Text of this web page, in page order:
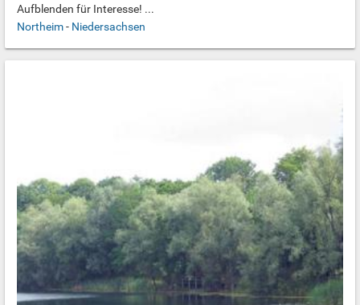
Aufblenden für Interesse! ...
Northeim- Niedersachsen